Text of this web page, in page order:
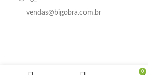
vendas@bigobra.com.br
R$
0